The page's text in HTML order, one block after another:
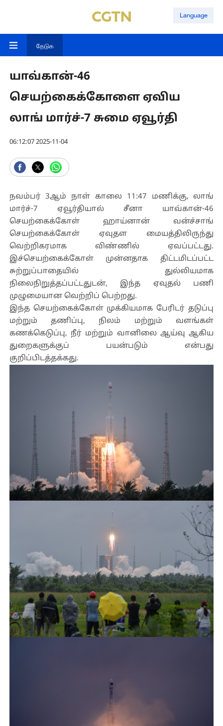
Language
தேடுக
யாவ்கான்-46
செயற்கைக்கோளை ஏவிய
லாங் மார்ச்-7 சுமை ஏவூர்தி
06:12:07 2025-11-04
நவம்பர் 3ஆம் நாள் காலை 11:47 மணிக்கு, லாங்
மார்ச்-7 ஏவூர்தியால் சீனா யாவ்கான்-46
செயற்கைக்கோள் ஹாய்னான் வன்ச்சாங்
செயற்கைக்கோள் ஏவுதள மையத்திலிருந்து
வெற்றிகரமாக விண்ணில் ஏவப்பட்டது.
இச்செயற்கைக்கோள் முன்னதாக திட்டமிடப்பட்ட
சுற்றுப்பாதையில் துல்லியமாக
நிலைநிறுத்தப்பட்டதுடன், இந்த ஏவுதல் பணி
முழுமையான வெற்றிப் பெற்றது.
இந்த செயற்கைக்கோள் முக்கியமாக பேரிடர் தடுப்பு
மற்றும் தணிப்பு, நிலம் மற்றும் வளங்கள்
கணக்கெடுப்பு, நீர் மற்றும் வானிலை ஆய்வு ஆகிய
துறைகளுக்குப் பயன்படும் என்பது
குறிப்பிடத்தக்கது.